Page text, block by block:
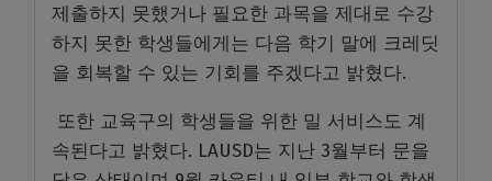
제출하지 못했거나 필요한 과목을 제대로 수강
하지 못한 학생들에게는 다음 학기 말에 크레딧
을 회복할 수 있는 기회를 주겠다고 밝혔다.
또한 교육구의 학생들을 위한 밀 서비스도 계
속된다고 밝혔다. LAUSD는 지난 3월부터 문을